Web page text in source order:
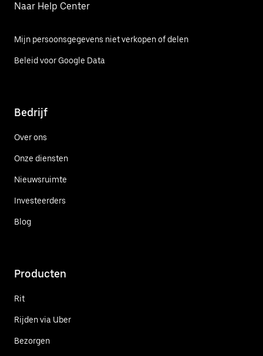
Naar Help Center
Mijn persoonsgegevens niet verkopen of delen
Beleid voor Google Data
Bedrijf
Over ons
Onze diensten
Nieuwsruimte
Investeerders
Blog
Producten
Rit
Rijden via Uber
Bezorgen